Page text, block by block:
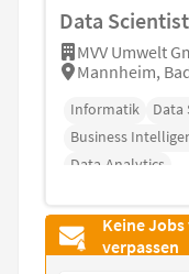
Data
MVV Umwelt
Mannheim,
Informatik Data
Business
Data-Analytics
Keine Jobs
verpassen